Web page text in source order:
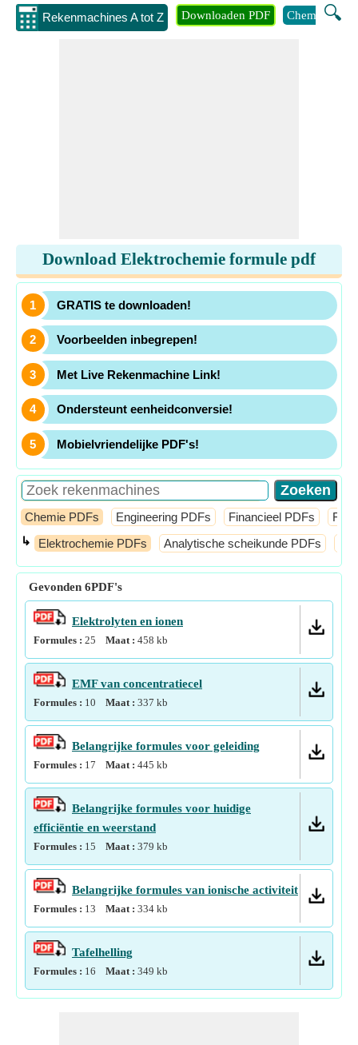
Rekenmachines A tot Z 🔍
Downloaden PDF Chemie
Download Elektrochemie formule pdf
GRATIS te downloaden!
Voorbeelden inbegrepen!
Met Live Rekenmachine Link!
Ondersteunt eenheidconversie!
Mobielvriendelijke PDF's!
Chemie PDFs Engineering PDFs Financieel PDFs
↳ Elektrochemie PDFs Analytische scheikunde PDFs
Gevonden 6PDF's
Elektrolyten en ionen
Formules : 25 Maat : 458 kb
EMF van concentratiecel
Formules : 10 Maat : 337 kb
Belangrijke formules voor geleiding
Formules : 17 Maat : 445 kb
Belangrijke formules voor huidige
efficiëntie en weerstand
Formules : 15 Maat : 379 kb
Belangrijke formules van ionische activiteit
Formules : 13 Maat : 334 kb
Tafelhelling
Formules : 16 Maat : 349 kb